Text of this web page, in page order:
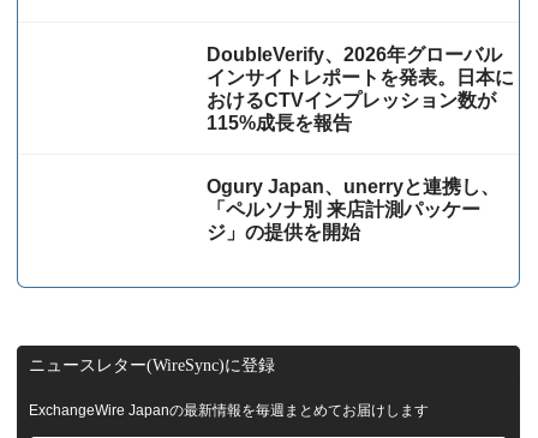
DoubleVerify、2026年グローバル
インサイトレポートを発表。日本に
おけるCTVインプレッション数が
115%成⻑を報告
Ogury Japan、unerryと連携し、
「ペルソナ別 来店計測パッケー
ジ」の提供を開始
ニュースレター(WireSync)に登録
ExchangeWire Japanの最新情報を毎週まとめてお届けします